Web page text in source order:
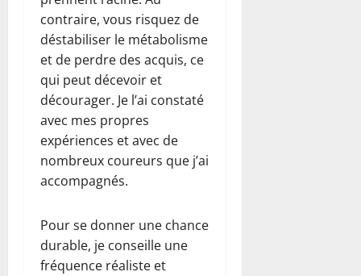
contraire, vous risquez de
déstabiliser le métabolisme
et de perdre des acquis, ce
qui peut décevoir et
décourager. Je l’ai constaté
avec mes propres
expériences et avec de
nombreux coureurs que j’ai
accompagnés.
Pour se donner une chance
durable, je conseille une
fréquence réaliste et